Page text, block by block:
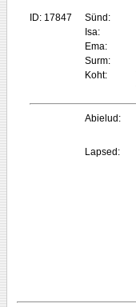
ID: 17847 Sünd:
Isa:
Ema:
Surm:
Koht:
Abielud:
Lapsed: